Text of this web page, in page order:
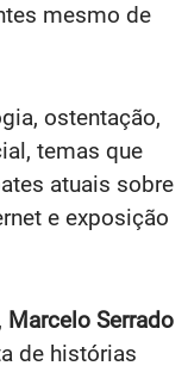
mesmo de
ostentação,
temas que
atuais sobre
e exposição
Marcelo Serrado
de histórias